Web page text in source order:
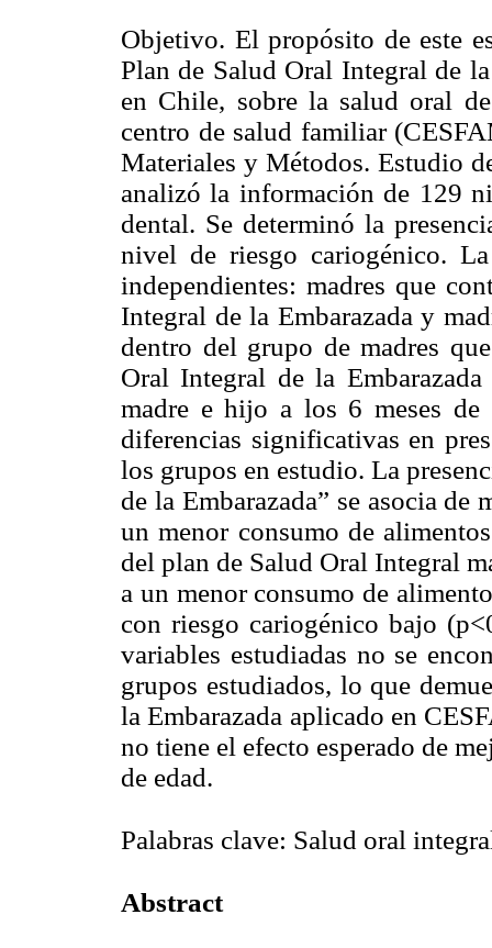
Objetivo. El propósito de este
Plan de Salud Oral Integral de
en Chile, sobre la salud oral
centro de salud familiar
Materiales y Métodos. Estudio
analizó la información de 129
dental. Se determinó la
nivel de riesgo cariogénico.
independientes: madres que
Integral de la Embarazada y
dentro del grupo de madres
Oral Integral de la
madre e hijo a los 6 meses de
diferencias significativas en
los grupos en estudio. La
de la Embarazada” se asocia
un menor consumo de
del plan de Salud Oral Integral
a un menor consumo de
con riesgo cariogénico bajo
variables estudiadas no se
grupos estudiados, lo que
la Embarazada aplicado en
no tiene el efecto esperado de
de edad.
Palabras clave: Salud oral
Abstract